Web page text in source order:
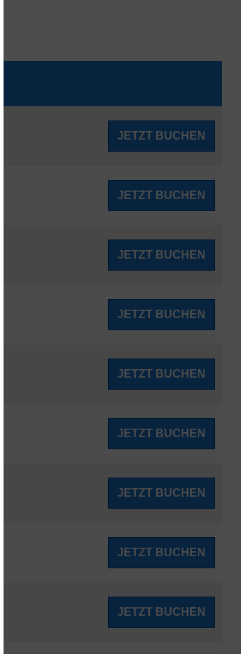
JETZT BUCHEN
JETZT BUCHEN
JETZT BUCHEN
JETZT BUCHEN
JETZT BUCHEN
JETZT BUCHEN
JETZT BUCHEN
JETZT BUCHEN
JETZT BUCHEN